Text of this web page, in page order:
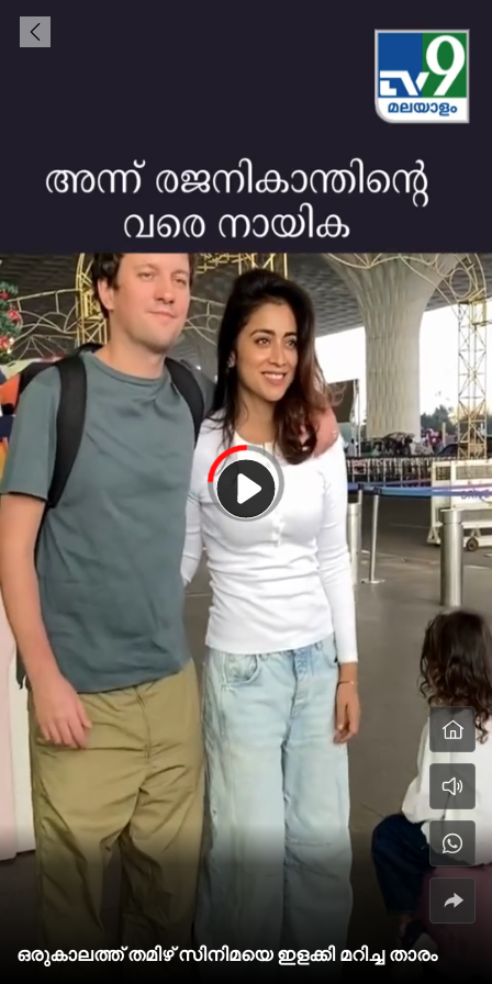
ഒരുകാലത്ത് തമിഴ് സിനിമയെ ഇളക്കി മറിച്ച താരം